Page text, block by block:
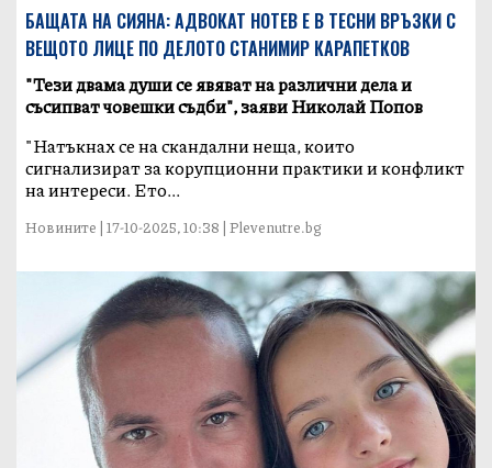
БАЩАТА НА СИЯНА: АДВОКАТ НОТЕВ Е В ТЕСНИ ВРЪЗКИ С
ВЕЩОТО ЛИЦЕ ПО ДЕЛОТО СТАНИМИР КАРАПЕТКОВ
"Тези двама души се явяват на различни дела и
съсипват човешки съдби", заяви Николай Попов
"Натъкнах се на скандални неща, които
сигнализират за корупционни практики и конфликт
на интереси. Ето...
Новините | 17-10-2025, 10:38 | Plevenutre.bg